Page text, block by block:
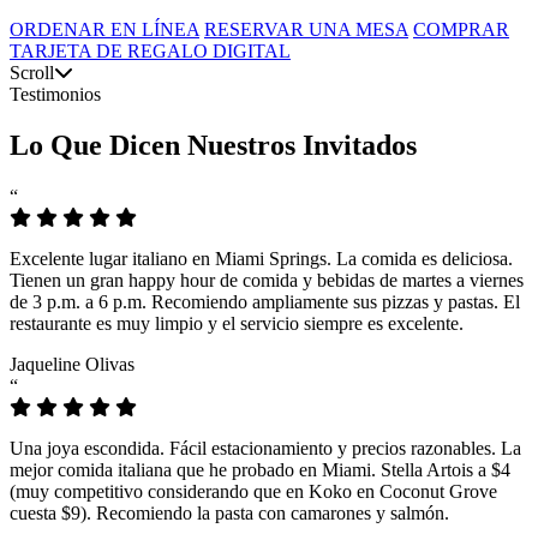
ORDENAR EN LÍNEA RESERVAR UNA MESA COMPRAR
TARJETA DE REGALO DIGITAL
Scroll
Testimonios
Lo Que Dicen Nuestros Invitados
“
Excelente lugar italiano en Miami Springs. La comida es deliciosa.
Tienen un gran happy hour de comida y bebidas de martes a viernes
de 3 p.m. a 6 p.m. Recomiendo ampliamente sus pizzas y pastas. El
restaurante es muy limpio y el servicio siempre es excelente.
Jaqueline Olivas
“
Una joya escondida. Fácil estacionamiento y precios razonables. La
mejor comida italiana que he probado en Miami. Stella Artois a $4
(muy competitivo considerando que en Koko en Coconut Grove
cuesta $9). Recomiendo la pasta con camarones y salmón.